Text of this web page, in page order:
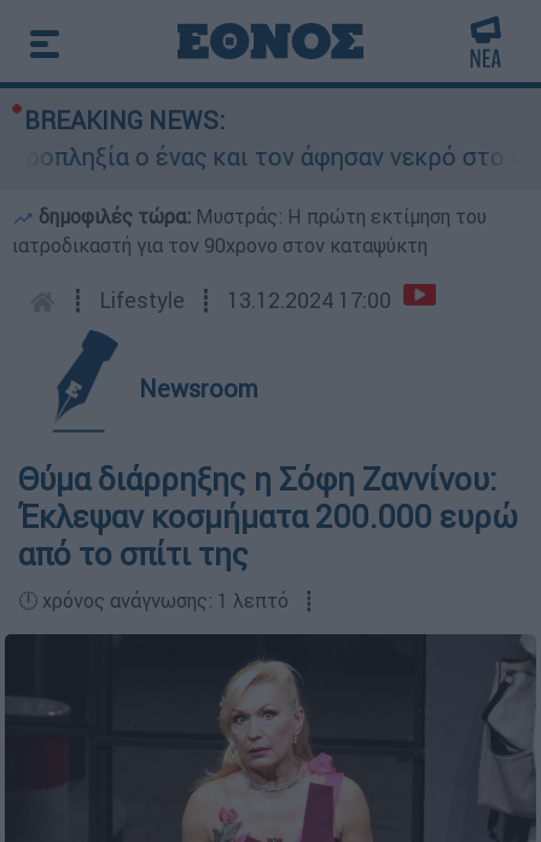
BREAKING NEWS:
ο ένας και τον άφησαν νεκρό στο
δημοφιλές τώρα: Μυστράς: Η πρώτη εκτίμηση του
ιατροδικαστή για τον 90χρονο στον καταψύκτη
┋ Lifestyle ┋ 13.12.2024 17:00
Newsroom
Θύμα διάρρηξης η Σόφη Ζαννίνου:
Έκλεψαν κοσμήματα 200.000 ευρώ
από το σπίτι της
🕛 χρόνος ανάγνωσης: 1 λεπτό ┋